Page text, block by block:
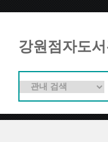
강원점자도